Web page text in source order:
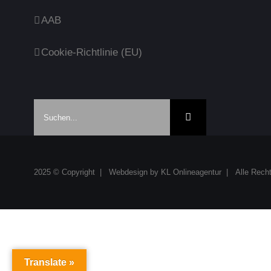
AAB
Cookie-Richtlinie (EU)
2025 © Copyright | Webdesign by KL Onlineagentur| Alle
Translate »